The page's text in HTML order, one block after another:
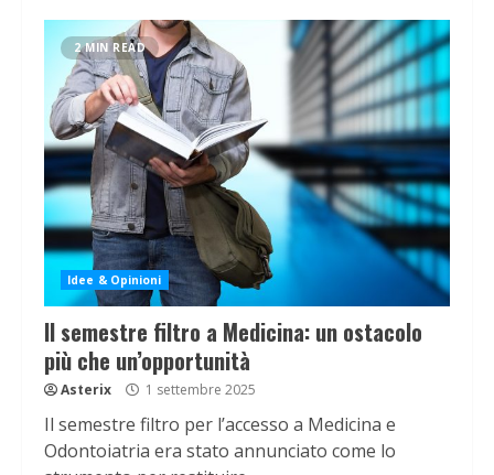
2 MIN READ
Idee & Opinioni
Il semestre filtro a Medicina: un ostacolo
più che un’opportunità
Asterix 1 settembre 2025
Il semestre filtro per l’accesso a Medicina e
Odontoiatria era stato annunciato come lo